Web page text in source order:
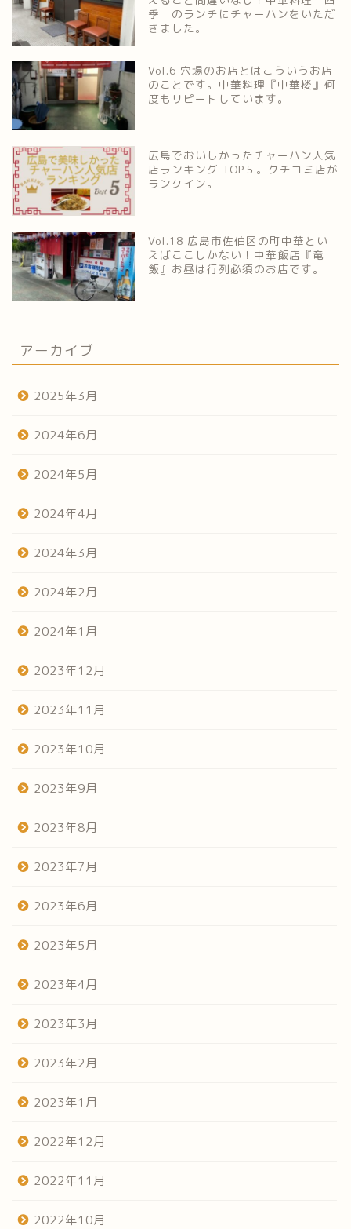
季 のランチにチャーハンをいただ
きました。
Vol.6 穴場のお店とはこういうお店
のことです。中華料理『中華楼』何
度もリピートしています。
広島でおいしかったチャーハン人気
店ランキング TOP５。クチコミ店が
ランクイン。
Vol.18 広島市佐伯区の町中華とい
えばここしかない！中華飯店『竜
飯』お昼は行列必須のお店です。
アーカイブ
2025年3月
2024年6月
2024年5月
2024年4月
2024年3月
2024年2月
2024年1月
2023年12月
2023年11月
2023年10月
2023年9月
2023年8月
2023年7月
2023年6月
2023年5月
2023年4月
2023年3月
2023年2月
2023年1月
2022年12月
2022年11月
2022年10月